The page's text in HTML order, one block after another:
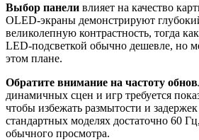
Выбор панели влияет на качество
OLED-экраны демонстрируют
великолепную контрастность, тогда
LED-подсветкой обычно дешевле, но
этом плане.
Обратите внимание на частоту
динамичных сцен и игр требуется
чтобы избежать размытости и
стандартных моделях достаточно 60
обычного просмотра.